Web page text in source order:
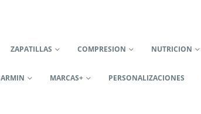
ZAPATILLAS COMPRESION NUTRICION
MARCAS+ PERSONALIZACIONES